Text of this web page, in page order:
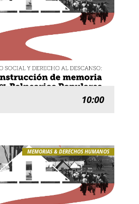
10:00
MEMORIAS & DERECHOS HUMANOS